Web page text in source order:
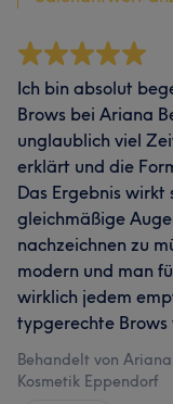
Ich bin absolut
Brows bei Ariana
unglaublich viel
erklärt und die
Das Ergebnis wirkt
gleichmäßige
nachzeichnen zu
modern und man
wirklich jedem
typgerechte Brows
Behandelt von
Kosmetik Eppendorf